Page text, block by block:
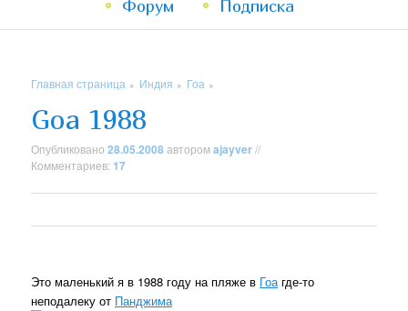
к
к
Форум Подписка
Главная страница » Индия » Гоа »
Goa 1988
Опубликовано28.05.2008авторомajayver//
Комментариев: 17
Это маленький я в 1988 году на пляже в Гоагде-то
неподалеку от Панджима